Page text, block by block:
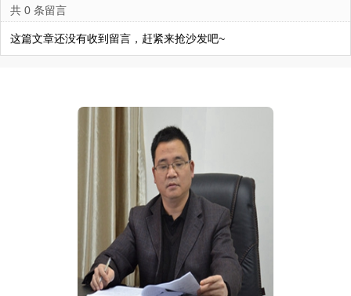
共 0 条留言
这篇文章还没有收到留言，赶紧来抢沙发吧~